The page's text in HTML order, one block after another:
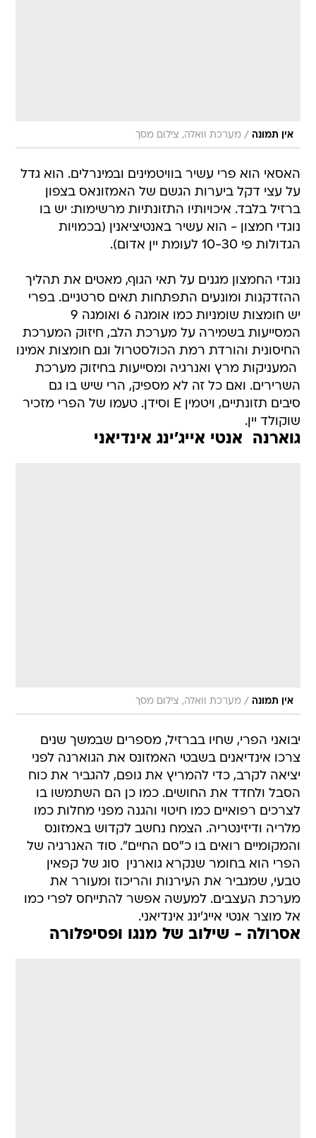
אין תמונה / מערכת וואלה, צילום מסך
האסאי הוא פרי עשיר בוויטמינים ובמינרלים. הוא גדל
על עצי דקל ביערות הגשם של האמזונאס בצפון
ברזיל בלבד. איכויותיו התזונתיות מרשימות: יש בו
נוגדי חמצון - הוא עשיר באנטיציאנין (בכמויות
הגדולות פי 10-30 לעומת יין אדום).
נוגדי החמצון מגנים על תאי הגוף, מאטים את תהליך
ההזדקנות ומונעים התפתחות תאים סרטניים. בפרי
יש חומצות שומניות כמו אומגה 6 ואומגה 9
המסייעות בשמירה על מערכת הלב, חיזוק המערכת
החיסונית והורדת רמת הכולסטרול וגם חומצות אמינו
 המעניקות מרץ ואנרגיה ומסייעות בחיזוק מערכת
השרירים. ואם כל זה לא מספיק, הרי שיש בו גם
סיבים תזונתיים, ויטמין E וסידן. טעמו של הפרי מזכיר
שוקולד יין.
גוארנה  אנטי אייג'ינג אינדיאני
אין תמונה / מערכת וואלה, צילום מסך
יבואני הפרי, שחיו בברזיל, מספרים שבמשך שנים
צרכו אינדיאנים בשבטי האמזונס את הגוארנה לפני
יציאה לקרב, כדי להמריץ את גופם, להגביר את כוח
הסבל ולחדד את החושים. כמו כן הם השתמשו בו
לצרכים רפואיים כמו חיטוי והגנה מפני מחלות כמו
מלריה ודיזינטריה. הצמח נחשב לקדוש באמזונס
והמקומיים רואים בו כ"סם החיים". סוד האנרגיה של
הפרי הוא בחומר שנקרא גוארנין  סוג של קפאין
טבעי, שמגביר את העירנות והריכוז ומעורר את
מערכת העצבים. למעשה אפשר להתייחס לפרי כמו
אל מוצר אנטי אייג'ינג אינדיאני.
אסרולה - שילוב של מנגו ופסיפלורה